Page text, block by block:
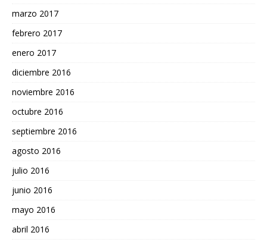
marzo 2017
febrero 2017
enero 2017
diciembre 2016
noviembre 2016
octubre 2016
septiembre 2016
agosto 2016
julio 2016
junio 2016
mayo 2016
abril 2016